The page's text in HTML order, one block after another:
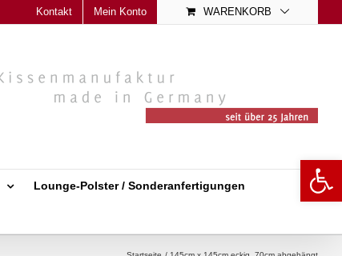
Kontakt Mein Konto WARENKORB
Lounge-Polster / Sonderanfertigungen